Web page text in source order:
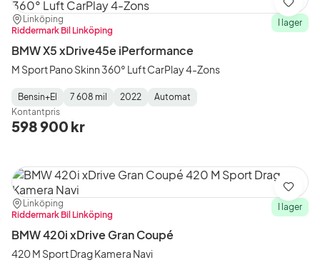
Plats:
Linköping
Återförsäljare:
Riddermark Bil Linköping
I lager
BMW X5 xDrive45e iPerformance
M Sport Pano Skinn 360° Luft CarPlay 4-Zons
Fuel
Type:
Bensin+El
Mätarställning:
7 608 mil
Model
Year:
2022
Gearbox
Type:
Automat
Kontantpris
598 900 kr
Spara
Plats:
Linköping
Återförsäljare:
Riddermark Bil Linköping
I lager
BMW 420i xDrive Gran Coupé
420 M Sport Drag Kamera Navi
Spara